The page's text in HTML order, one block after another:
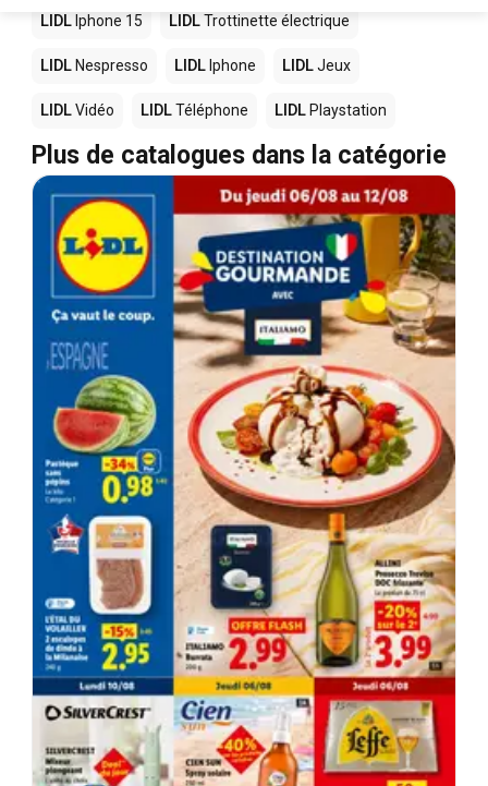
LIDL Iphone 15 LIDLTrottinette électrique
LIDL Nespresso LIDL Iphone LIDLJeux
LIDLVidéo LIDLTéléphone LIDL Playstation
Plus de catalogues dans la catégorie